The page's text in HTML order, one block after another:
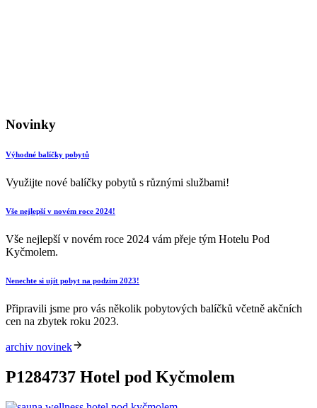
Novinky
Výhodné balíčky pobytů
Využijte nové balíčky pobytů s různými službami!
Vše nejlepší v novém roce 2024!
Vše nejlepší v novém roce 2024 vám přeje tým Hotelu Pod
Kyčmolem.
Nenechte si ujít pobyt na podzim 2023!
Připravili jsme pro vás několik pobytových balíčků včetně akčních
cen na zbytek roku 2023.
archiv novinek
P1284737 Hotel pod Kyčmolem